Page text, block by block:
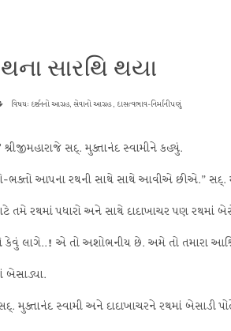
સારથિ થયા
વિષય: દર્શનનો આગ્રહ, સેવાનો આગ્રહ , દાસત્વભાવ-નિર્માનીપણું
શ્રીજીમહારાજે સદ્. મુક્તાનંદ સ્વામીને કહ્યું.
આપના રથની સાથે સાથે આવીએ છીએ.” સદ્.
તમે રથમાં પધારો અને સાથે દાદાખાચર પણ રથમાં
કેવું લાગે..! એ તો અશોભનીય છે. અમે તો તમારા
બેસાડ્યા.
મુક્તાનંદ સ્વામી અને દાદાખાચરને રથમાં બેસાડી